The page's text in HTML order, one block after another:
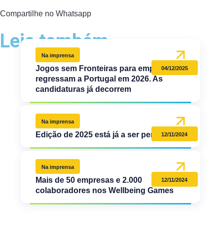
Compartilhe no Whatsapp
Leia também
04/12/2025
Na imprensa
Jogos sem Fronteiras para empresas
regressam a Portugal em 2026. As
candidaturas já decorrem
12/11/2024
Na imprensa
Edição de 2025 está já a ser pensada
12/11/2024
Na imprensa
Mais de 50 empresas e 2.000
colaboradores nos Wellbeing Games